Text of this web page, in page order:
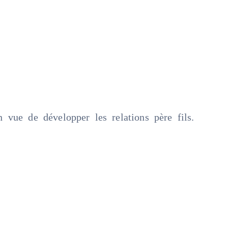
vue de développer les relations père fils.